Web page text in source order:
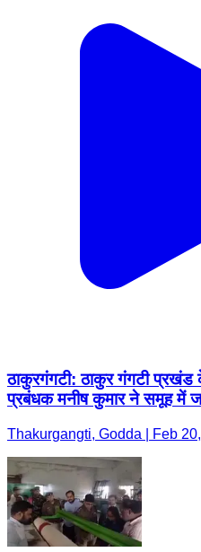
ठाकुरगंगटी: ठाकुर गंगटी प्रखंड
प्रबंधक मनीष कुमार ने समूह में
Thakurgangti, Godda | Feb